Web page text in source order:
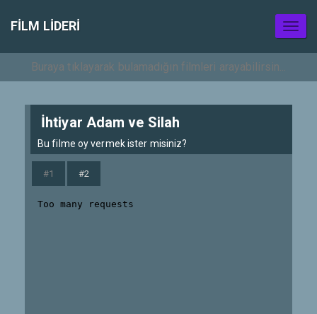
FILM LIDERI
İhtiyar Adam ve Silah
Bu filme oy vermek ister misiniz?
#1 #2